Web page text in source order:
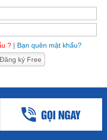
? | Bạn quên mật khẩu?
Đăng ký Free
GỌI NGAY